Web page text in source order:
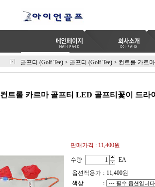
골프티 (Golf Tee) > 골프티 (Golf Tee) > 컨트롤 카르
컨트롤 카르마 골프티 LED 골프티꽃이 드라
판매가격 : 11,400원
수량
EA
옵션적용가 : 11,400원
색상
: